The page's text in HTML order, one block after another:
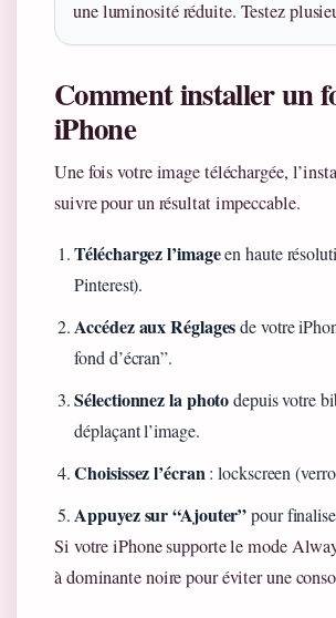
une luminosité réduite. Testez
Comment installer un
iPhone
Une fois votre image téléchargée,
suivre pour un résultat impeccable.
Téléchargez l’imageen haute
Pinterest).
Accédez aux Réglagesde votre
fond d’écran”.
Sélectionnez la photodepuis votre
déplaçant l’image.
Choisissez l’écran : lockscreen
Appuyez sur “Ajouter”pour
Si votre iPhone supporte le mode
à dominante noire pour éviter une